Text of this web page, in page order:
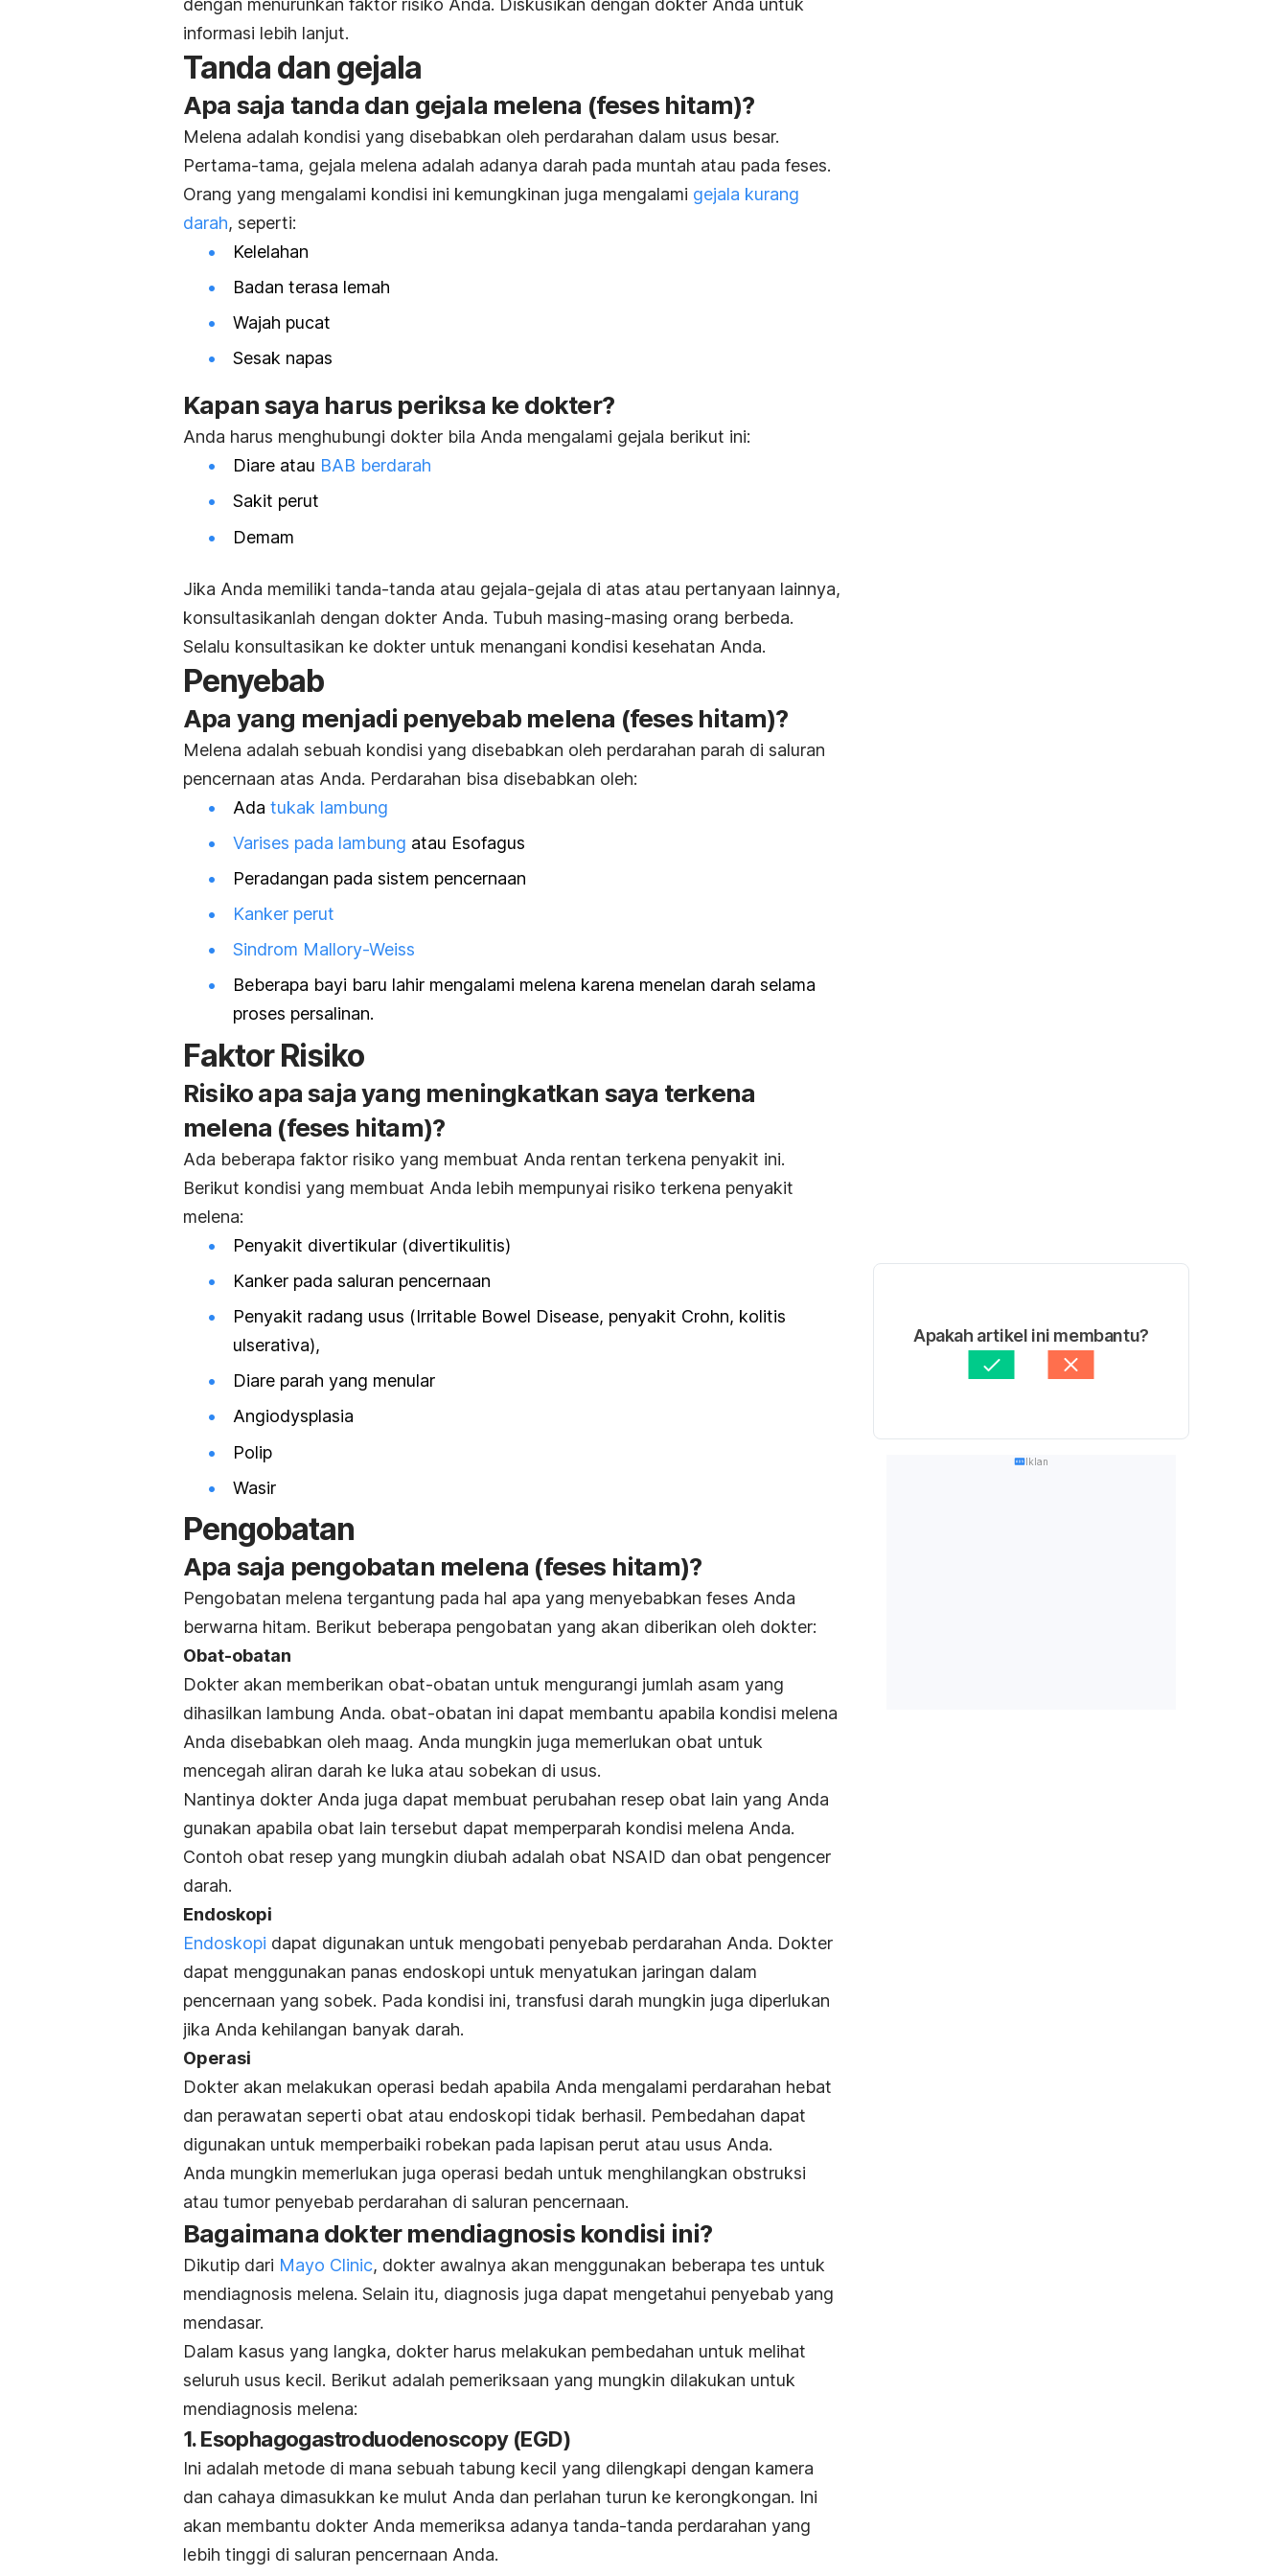
informasi lebih lanjut.
Tanda dan gejala
Apa saja tanda dan gejala melena (feses hitam)?
Melena adalah kondisi yang disebabkan oleh perdarahan dalam usus besar.
Pertama-tama, gejala melena adalah adanya darah pada muntah atau pada feses.
Orang yang mengalami kondisi ini kemungkinan juga mengalami gejala kurang
darah, seperti:
Kelelahan
Badan terasa lemah
Wajah pucat
Sesak napas
Kapan saya harus periksa ke dokter?
Anda harus menghubungi dokter bila Anda mengalami gejala berikut ini:
Diare atau BAB berdarah
Sakit perut
Demam
Jika Anda memiliki tanda-tanda atau gejala-gejala di atas atau pertanyaan lainnya,
konsultasikanlah dengan dokter Anda. Tubuh masing-masing orang berbeda.
Selalu konsultasikan ke dokter untuk menangani kondisi kesehatan Anda.
Penyebab
Apa yang menjadi penyebab melena (feses hitam)?
Melena adalah sebuah kondisi yang disebabkan oleh perdarahan parah di saluran
pencernaan atas Anda. Perdarahan bisa disebabkan oleh:
Ada tukak lambung
Varises pada lambung atau Esofagus
Peradangan pada sistem pencernaan
Kanker perut
Sindrom Mallory-Weiss
Beberapa bayi baru lahir mengalami melena karena menelan darah selama
proses persalinan.
Faktor Risiko
Risiko apa saja yang meningkatkan saya terkena
melena (feses hitam)?
Ada beberapa faktor risiko yang membuat Anda rentan terkena penyakit ini.
Berikut kondisi yang membuat Anda lebih mempunyai risiko terkena penyakit
melena:
Penyakit divertikular (divertikulitis)
Kanker pada saluran pencernaan
Penyakit radang usus (Irritable Bowel Disease, penyakit Crohn, kolitis
ulserativa),
Diare parah yang menular
Angiodysplasia
Polip
Wasir
Pengobatan
Apa saja pengobatan melena (feses hitam)?
Pengobatan melena tergantung pada hal apa yang menyebabkan feses Anda
berwarna hitam. Berikut beberapa pengobatan yang akan diberikan oleh dokter:
Obat-obatan
Dokter akan memberikan obat-obatan untuk mengurangi jumlah asam yang
dihasilkan lambung Anda. obat-obatan ini dapat membantu apabila kondisi melena
Anda disebabkan oleh maag. Anda mungkin juga memerlukan obat untuk
mencegah aliran darah ke luka atau sobekan di usus.
Nantinya dokter Anda juga dapat membuat perubahan resep obat lain yang Anda
gunakan apabila obat lain tersebut dapat memperparah kondisi melena Anda.
Contoh obat resep yang mungkin diubah adalah obat NSAID dan obat pengencer
darah.
Endoskopi
Endoskopi dapat digunakan untuk mengobati penyebab perdarahan Anda. Dokter
dapat menggunakan panas endoskopi untuk menyatukan jaringan dalam
pencernaan yang sobek. Pada kondisi ini, transfusi darah mungkin juga diperlukan
jika Anda kehilangan banyak darah.
Operasi
Dokter akan melakukan operasi bedah apabila Anda mengalami perdarahan hebat
dan perawatan seperti obat atau endoskopi tidak berhasil. Pembedahan dapat
digunakan untuk memperbaiki robekan pada lapisan perut atau usus Anda.
Anda mungkin memerlukan juga operasi bedah untuk menghilangkan obstruksi
atau tumor penyebab perdarahan di saluran pencernaan.
Bagaimana dokter mendiagnosis kondisi ini?
Dikutip dari Mayo Clinic, dokter awalnya akan menggunakan beberapa tes untuk
mendiagnosis melena. Selain itu, diagnosis juga dapat mengetahui penyebab yang
mendasar.
Dalam kasus yang langka, dokter harus melakukan pembedahan untuk melihat
seluruh usus kecil. Berikut adalah pemeriksaan yang mungkin dilakukan untuk
mendiagnosis melena:
1. Esophagogastroduodenoscopy (EGD)
Ini adalah metode di mana sebuah tabung kecil yang dilengkapi dengan kamera
dan cahaya dimasukkan ke mulut Anda dan perlahan turun ke kerongkongan. Ini
akan membantu dokter Anda memeriksa adanya tanda-tanda perdarahan yang
lebih tinggi di saluran pencernaan Anda.
Apakah artikel ini membantu?
Iklan